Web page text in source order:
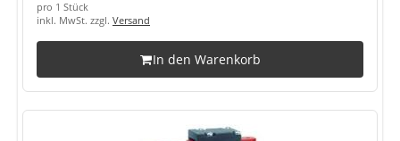
pro 1 Stück
inkl. MwSt. zzgl. Versand
In den Warenkorb